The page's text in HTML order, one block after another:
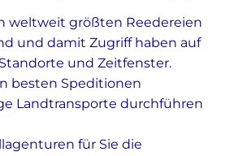
weltweit größten Reedereien
und damit Zugriff haben auf
und Zeitfenster.
besten Speditionen
Landtransporte durchführen
für Sie die